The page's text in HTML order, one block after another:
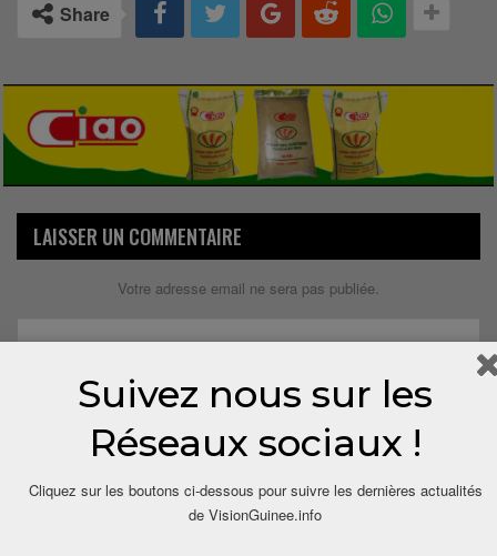
Share
LAISSER UN COMMENTAIRE
Votre adresse email ne sera pas publiée.
Suivez nous sur les
Réseaux sociaux !
Cliquez sur les boutons ci-dessous pour suivre les dernières actualités
de VisionGuinee.info